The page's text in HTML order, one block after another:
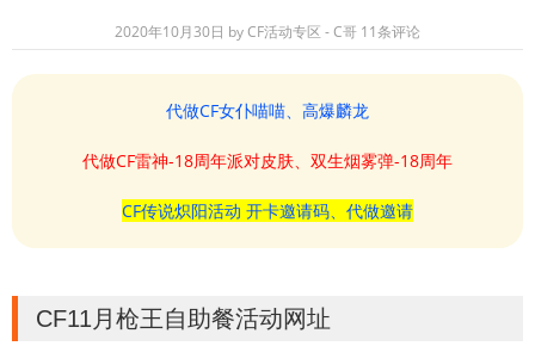
2020年10月30日 byCF活动专区 - C哥 11条评论
代做CF女仆喵喵、高爆麟龙
代做CF雷神-18周年派对皮肤、双生烟雾弹-18周年
CF传说炽阳活动 开卡邀请码、代做邀请
CF11月枪王自助餐活动网址